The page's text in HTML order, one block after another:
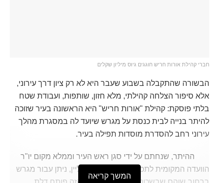
חברי קהילת אורות חריש חוגגים גיוס מיליון שקלים
הבשורה שהתקבלה בשבוע שעבר היא לא רק ציון דרך עירוני,
אלא סיפור הצלחה קהילתי, מלא חזון, שותפות, ועבודת שטח
בלתי פוסקת: קהילת "אורות חריש" היא הראשונה בעיר שזוכה
להיתר בנייה לבית כנסת על מגרש שיועד לה במסגרת מהלך
עירוני רחב להסדרת מוסדות תפילה בעיר.
ההיתר, שנחתם על ידי סגן ראש העיר וממלא מקום יו"ר
הוועדה המקומית לתכנון ולבנייה שלמה קליין, ניתן עבור מגרש
המשך קריאה